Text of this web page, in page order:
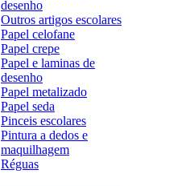
desenho
Outros artigos escolares
Papel celofane
Papel crepe
Papel e laminas de
desenho
Papel metalizado
Papel seda
Pinceis escolares
Pintura a dedos e
maquilhagem
Réguas